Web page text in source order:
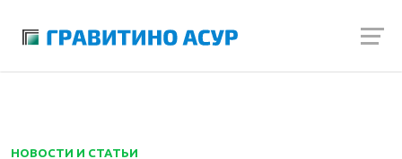
НОВОСТИ И СТАТЬИ